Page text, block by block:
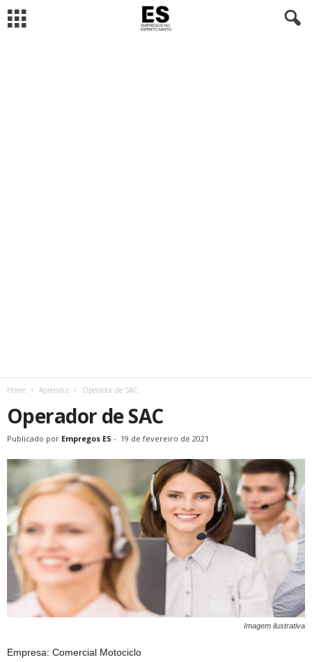
Home Aprendiz Operador de SAC
Operador de SAC
Publicado por Empregos ES - 19 de fevereiro de 2021
Imagem ilustrativa
Empresa: Comercial Motociclo